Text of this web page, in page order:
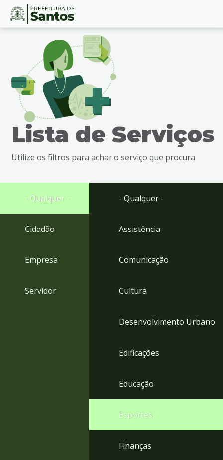
Ir
busca
Ir
rodapé
Conteúdo
Lista de Serviços
Utilize os filtros para achar o serviço que procura
- Qualquer -
Cidadão
Empresa
Servidor
- Qualquer -
Assistência
Comunicação
Cultura
Desenvolvimento Urbano
Edificações
Educação
Esportes
Finanças